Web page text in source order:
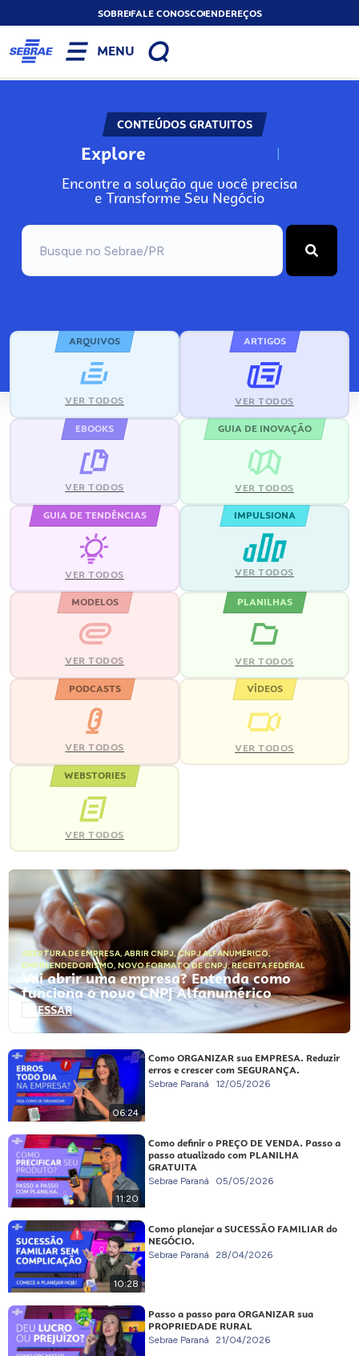
SOBREFALE CONOSCOENDEREÇOS
MENU
CONTEÚDOS GRATUITOS
Explore N
Encontre a solução que você precisa
e Transforme Seu Negócio
ARQUIVOS
VER TODOS
ARTIGOS
VER TODOS
EBOOKS
VER TODOS
GUIA DE INOVAÇÃO
VER TODOS
GUIA DE TENDÊNCIAS
VER TODOS
IMPULSIONA
VER TODOS
MODELOS
VER TODOS
PLANILHAS
VER TODOS
PODCASTS
VER TODOS
VÍDEOS
VER TODOS
WEBSTORIES
VER TODOS
ABERTURA DE EMPRESA, ABRIR CNPJ,CNPJ ALFANUMÉRICO,
EMPREENDEDORISMO, NOVO FORMATO DE CNPJ,RECEITA FEDERAL
Vai abrir uma empresa? Entenda como
funciona o novo CNPJ Alfanumérico
ACESSAR
06:24
Como ORGANIZAR sua EMPRESA. Reduzir
erros e crescer com SEGURANÇA.
Sebrae Paraná 12/05/2026
11:20
Como definir o PREÇO DE VENDA. Passo a
passo atualizado com PLANILHA
GRATUITA
Sebrae Paraná 05/05/2026
10:28
Como planejar a SUCESSÃO FAMILIAR do
NEGÓCIO.
Sebrae Paraná 28/04/2026
Passo a passo para ORGANIZAR sua
PROPRIEDADE RURAL
Sebrae Paraná 21/04/2026